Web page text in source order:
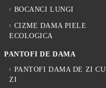
BOCANCI LUNGI
CIZME DAMA PIELE
ECOLOGICA
PANTOFI DE DAMA
PANTOFI DAMA DE ZI CU
ZI